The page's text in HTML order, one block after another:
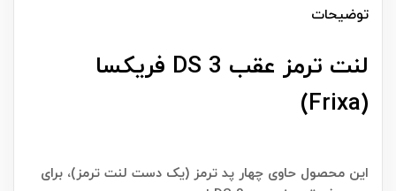
توضیحات
لنت ترمز عقب DS 3 فریکسا
(Frixa)
این محصول حاوی چهار پد ترمز (یک دست لنت ترمز)، برای